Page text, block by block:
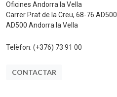
Oficines Andorra la Vella
Carrer Prat de la Creu, 68-76 AD500
AD500 Andorra la Vella
Telèfon: (+376) 73 91 00
CONTACTAR